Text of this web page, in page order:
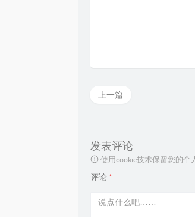
上一篇
发表评论
使用cookie技术保留您的
评论 *